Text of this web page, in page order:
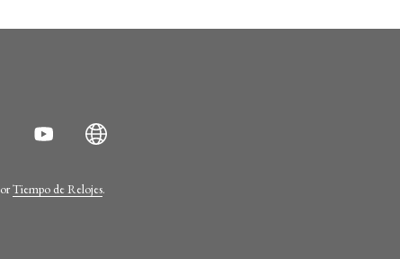
Tiempo de Relojes.